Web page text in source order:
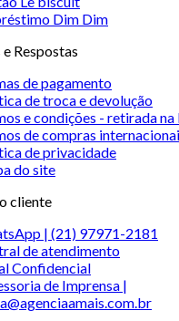
Dim Dim
Respostas
de pagamento
de troca e devolução
e condições - retirada na
de compras
de privacidade
do site
cliente
| (21) 97971-2181
de atendimento
Confidencial
de Imprensa |